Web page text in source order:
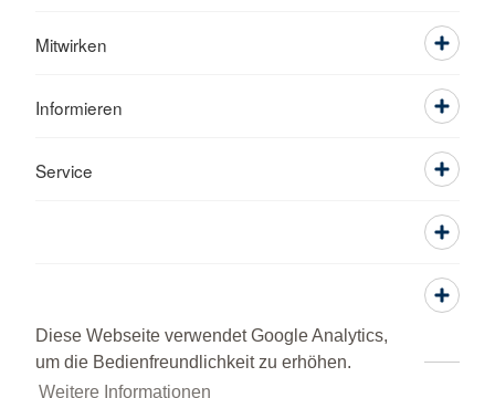
Diese Webseite verwendet Google Analytics,
um die Bedienfreundlichkeit zu erhöhen.
Weitere Informationen
Mitwirken
Informieren
Service